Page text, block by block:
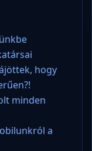
hogy
minden
a